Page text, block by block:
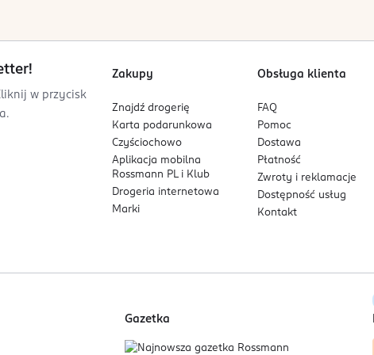
15-16
w przycisk
Zakupy
Znajdź drogerię
Karta podarunkowa
Czyściochowo
Aplikacja mobilna
Rossmann PL i Klub
Drogeria internetowa
Marki
Obsługa klienta
FAQ
Pomoc
Dostawa
Płatność
Zwroty i reklamacje
Dostępność usług
Kontakt
Gazetka